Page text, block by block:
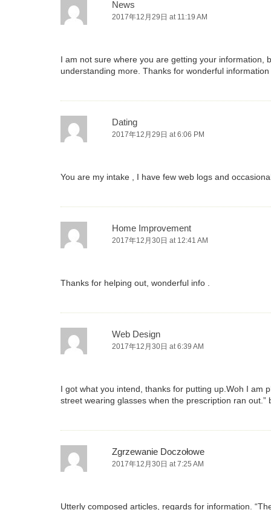
News
2017年12月29日 at 11:19 AM
I am not sure where you are getting your
understanding more. Thanks for wonderful
Dating
2017年12月29日 at 6:06 PM
You are my intake , I have few web logs and
Home Improvement
2017年12月30日 at 12:41 AM
Thanks for helping out, wonderful info .
Web Design
2017年12月30日 at 6:39 AM
I got what you intend, thanks for putting up.Woh I am
street wearing glasses when the prescription ran out.”
Zgrzewanie Doczołowe
2017年12月30日 at 7:25 AM
Utterly composed articles, regards for information.